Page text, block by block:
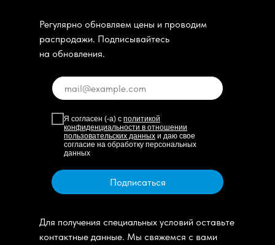
Регулярно обновляем цены и проводим
распродажи. Подписывайтесь
на обновления.
Я согласен (-а) с политикой
конфиденциальности в отношении
пользовательских данных и даю свое
согласие на обработку персональных
данных
Подписаться
Для получения специальных условий оставьте
контактные данные. Мы свяжемся с вами